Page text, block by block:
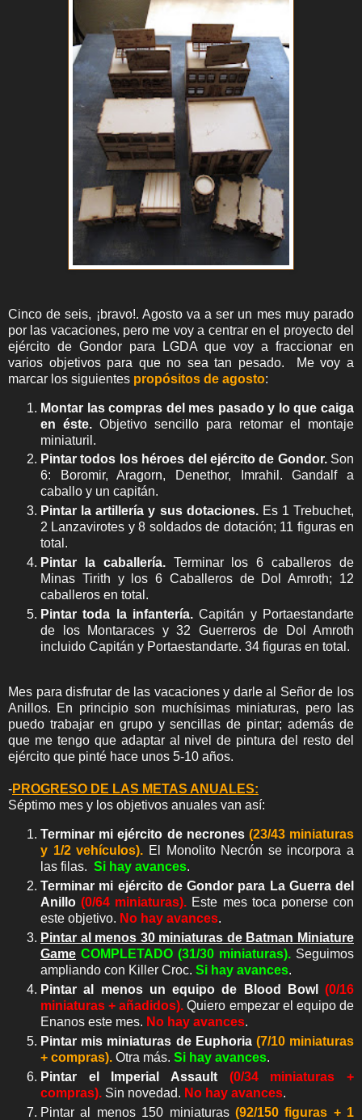
Cinco de seis, ¡bravo!. Agosto va a ser un mes muy parado
por las vacaciones, pero me voy a centrar en el proyecto del
ejército de Gondor para LGDA que voy a fraccionar en
varios objetivos para que no sea tan pesado. Me voy a
marcar los siguientes propósitos de agosto:
Montar las compras del mes pasado y lo que caiga
en éste. Objetivo sencillo para retomar el montaje
miniaturil.
Pintar todos los héroes del ejército de Gondor. Son
6: Boromir, Aragorn, Denethor, Imrahil. Gandalf a
caballo y un capitán.
Pintar la artillería y sus dotaciones. Es 1 Trebuchet,
2 Lanzavirotes y 8 soldados de dotación; 11 figuras en
total.
Pintar la caballería. Terminar los 6 caballeros de
Minas Tirith y los 6 Caballeros de Dol Amroth; 12
caballeros en total.
Pintar toda la infantería.Capitán y Portaestandarte
de los Montaraces y 32 Guerreros de Dol Amroth
incluido Capitán y Portaestandarte. 34 figuras en total.
Mes para disfrutar de las vacaciones y darle al Señor de los
Anillos. En principio son muchísimas miniaturas, pero las
puedo trabajar en grupo y sencillas de pintar; además de
que me tengo que adaptar al nivel de pintura del resto del
ejército que pinté hace unos 5-10 años.
-PROGRESO DE LAS METAS ANUALES:
Séptimo mes y los objetivos anuales van así:
Terminar mi ejército de necrones (23/43 miniaturas
y 1/2 vehículos). El Monolito Necrón se incorpora a
las filas. Si hay avances.
Terminar mi ejército de Gondor para La Guerra del
Anillo (0/64 miniaturas). Este mes toca ponerse con
este objetivo. No hay avances.
Pintar al menos 30 miniaturas de Batman Miniature
Game COMPLETADO (31/30 miniaturas). Seguimos
ampliando con Killer Croc. Si hay avances.
Pintar al menos un equipo de Blood Bowl (0/16
miniaturas + añadidos).Quiero empezar el equipo de
Enanos este mes. No hay avances.
Pintar mis miniaturas de Euphoria (7/10 miniaturas
+ compras). Otra más. Si hay avances.
Pintar el Imperial Assault (0/34 miniaturas +
compras). Sin novedad. No hay avances.
Pintar al menos 150 miniaturas (92/150 figuras + 1